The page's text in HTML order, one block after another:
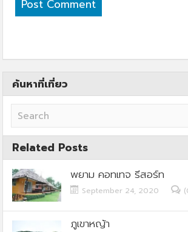
ค้นหาที่เที่ยว
Related Posts
พยาม คอทเทจ รีสอร์ท
September 24, 2020
ภูเขาหญ้า